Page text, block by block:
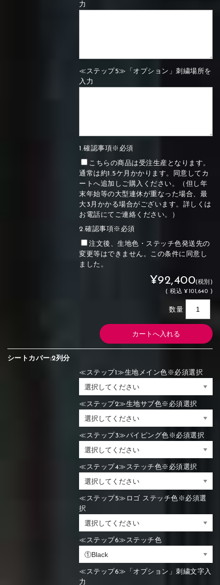
力
≪ステップ5≫「オプション」刺繍場所を
入力
1.確認事項※必須
こちらの商品は受注生産となります。
通常は約1.5ケ月かかります。同意してカ
ートへ追加しご購入ください。（但し年
末年始等の大型連休が重なった場合、最
大3月かかる場合がございます。詳しくは
お電話にてご連絡ください。）
2.確認事項※必須
注文後、生地色・ステッチ色発送先の
変更等はできません。この条件に同意し
ました。
¥92,400(税別)
(税込 ¥101,640 )
数量
シートカバー:2列分
≪ステップ1≫生地メイン色※必須選択
≪ステップ2≫生地サブ色※必須選択
≪ステップ3≫パイピング色※必須選択
≪ステップ4≫ステッチ色※必須選択
≪ステップ5≫ロゴ ステッチ色※必須選
択
≪ステップ6≫ステッチ色
≪ステップ6≫「オプション」刺繍文字入
力